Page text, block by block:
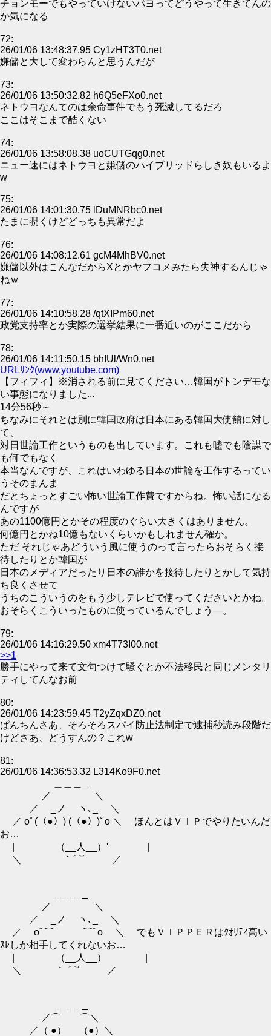
チョンモーでもやっていけないパヨってどうやって生きてんの
か気になる
72:
26/01/06 13:48:37.95 Cy1zHT3T0.net
嫌儲と大して変わらんと思うんだが
73:
26/01/06 13:50:32.82 h6Q5eFXo0.net
ネトウヨなんてのは余命事件でもう死滅してるだろ
ここはそこまで酷くない
74:
26/01/06 13:58:08.38 uoCUTGqg0.net
ニュー速にはネトウヨと嫌儲のハイブリッドらしき奴もいるよ
w
75:
26/01/06 14:01:30.75 lDuMNRbc0.net
たまに覗くけどどっちも異常だよ
76:
26/01/06 14:08:12.61 gcM4MhBV0.net
嫌儲以外はこんなだからXとかヤフコメみたら失神するんじゃ
ねｗ
77:
26/01/06 14:10:58.28 /qtXIPm60.net
政党支持率とか実際の選挙結果に一番近いのがここだから
78:
26/01/06 14:11:50.15 bhIUl/Wn0.net
URLﾘﾝｸ(www.youtube.com)
【フィフィ】※消される前に見てください…韓国がトンデモな
い事態になりました...
14分56秒～
ちなみにそれとは別に韓国政府は日本にある韓国大使館に対し
て、
対日世論工作というものも出しています。これも嘘でも陰謀で
も何でもなく
本当なんですが、これはいわゆる日本の世論を工作するってい
うそのまんま
だとちょっとすごい怖い世論工作費ですからね。怖い話になる
んですが
あの1100億円とかその程度のぐらい大きくはありません。
何億円とかね10億もないくらいかもしれません確か。
ただ それじゃあどういう風に使うのって言ったらおそらく接
待したりとか韓国が
日本のメディアだったり日本の誰かを接待したりとかして気持
ち良くさせて
うちのこういうのをもう少しテレビで使ってくださいとかね。
おそらくこういったものに使っているんでしょう―。
79:
26/01/06 14:16:29.50 xm4T73I00.net
>>1
勝手にやって来て文句つけて騒ぐとか不法移民と同じメンタリ
ティしてんなお前
80:
26/01/06 14:23:59.45 T2yZqxDZ0.net
ぱんちんさあ、そろそろスパイ防止法制定で逮捕秒読み段階だ
けどさあ、どうすんの？これw
81:
26/01/06 14:36:53.32 L314Ko9F0.net
／ ＼
／ _ノ ヽ､_ ＼
／ oﾟ(（●）) (（●）)ﾟo ＼ ほんとはＶＩＰでやりたいんだ
お…
| （__人__）' |
＼ ｀⌒´ ／
／ ＼
／ _ノ ヽ､_ ＼
／ oﾟ⌒ ⌒ﾟo ＼ でもＶＩＰＰＥＲはｸｵﾘﾃｨ高い
ｽﾚしか相手してくれないお…
| （__人__） |
＼ ｀ ⌒´ ／
／⌒ ⌒＼
／（ ●） （●）＼